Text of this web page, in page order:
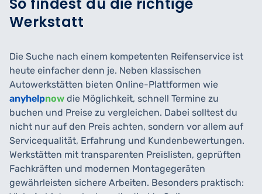
Werkstatt
Die Suche nach einem kompetenten Reifenservice ist
heute einfacher denn je. Neben klassischen
Autowerkstätten bieten Online-Plattformen wie
anyhelpnow die Möglichkeit, schnell Termine zu
buchen und Preise zu vergleichen. Dabei solltest du
nicht nur auf den Preis achten, sondern vor allem auf
Servicequalität, Erfahrung und Kundenbewertungen.
Werkstätten mit transparenten Preislisten, geprüften
Fachkräften und modernen Montagegeräten
gewährleisten sichere Arbeiten. Besonders praktisch: